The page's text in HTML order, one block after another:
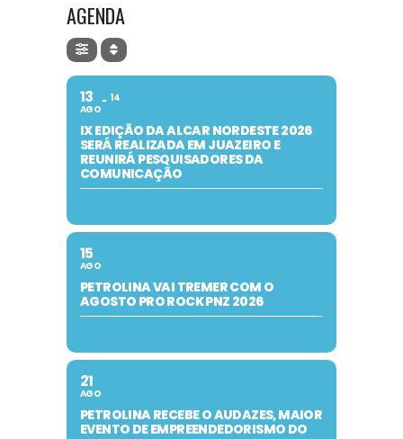
AGENDA
13
AGO
14
IX EDIÇÃO DA ALCAR NORDESTE 2026
SERÁ REALIZADA EM JUAZEIRO E
REUNIRÁ PESQUISADORES DA
COMUNICAÇÃO
15
AGO
PETROLINA VAI TREMER COM O
AGOSTO PRO ROCK PNZ 2026
21
AGO
PETROLINA RECEBE O AUDAZES, MAIOR
EVENTO DE EMPREENDEDORISMO DO